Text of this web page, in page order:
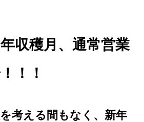
年収穫月、通常営業
！！
考える間もなく、新年